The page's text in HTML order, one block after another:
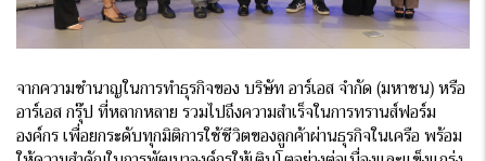
จากความชำนาญในการทำธุรกิจของ บริษัท อาร์เอส จำกัด (มหาชน) หรือ
อาร์เอส กรุ๊ป ที่หลากหลาย รวมไปถึงความสำเร็จในการทรานส์ฟอร์ม
องค์กร เพื่อยกระดับทุกมิติการใช้ชีวิตของลูกค้าผ่านธุรกิจในเครือ พร้อม